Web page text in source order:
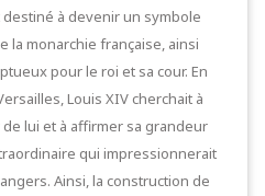
destiné à devenir un symbole
la monarchie française, ainsi
pour le roi et sa cour. En
Louis XIV cherchait à
lui et à affirmer sa grandeur
qui impressionnerait
Ainsi, la construction de